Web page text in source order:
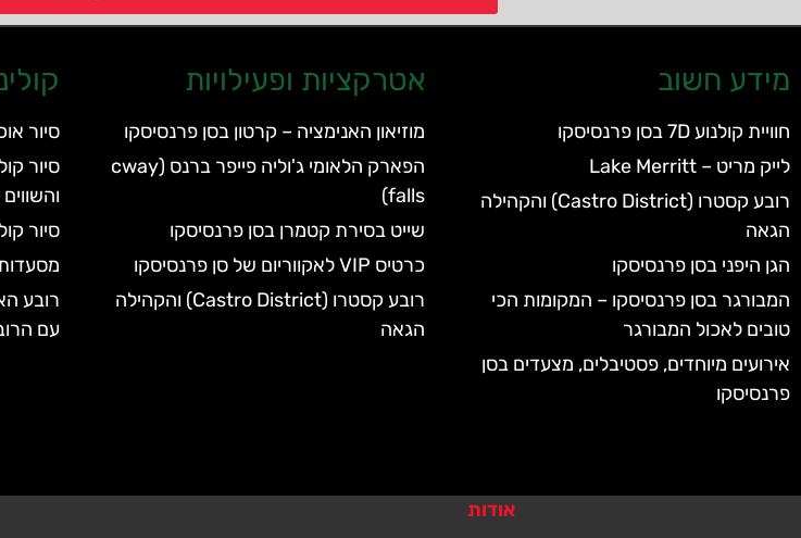
מידע חשוב
חוויית קולנוע 7D בסן פרנסיסקו
לייק מריט – Lake Merritt
רובע קסטרו (Castro District) והקהילה
הגאה
הגן היפני בסן פרנסיסקו
המבורגר בסן פרנסיסקו – המקומות הכי
טובים לאכול המבורגר
אירועים מיוחדים, פסטיבלים, מצעדים בסן
פרנסיסקו
אטרקציות ופעילויות
מוזיאון האנימציה – קרטון בסן פרנסיסקו
הפארק הלאומי ג'וליה פייפר ברנס (cway
falls)
שייט בסירת קטמרן בסן פרנסיסקו
כרטיס VIP לאקווריום של סן פרנסיסקו
רובע קסטרו (Castro District) והקהילה
הגאה
סיור אוכל בן 3
סיור
סיור
רובע
עם
אודות